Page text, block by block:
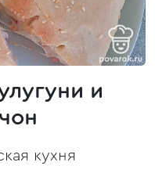
и
кухня